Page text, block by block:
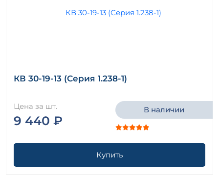
КВ 30-19-13 (Серия 1.238-1)
Цена за шт.
9 440 ₽
В наличии
Купить